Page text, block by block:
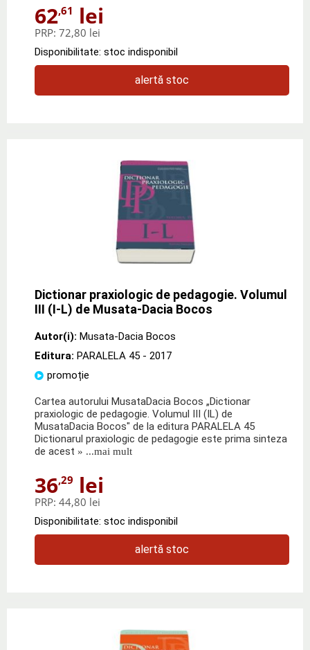
62,61 lei
PRP: 72,80 lei
Disponibilitate: stoc indisponibil
alertă stoc
Dictionar praxiologic de pedagogie. Volumul
III (I-L) de Musata-Dacia Bocos
Autor(i): Musata-Dacia Bocos
Editura: PARALELA 45 - 2017
promoție
Cartea autorului MusataDacia Bocos „Dictionar
praxiologic de pedagogie. Volumul III (IL) de
MusataDacia Bocos" de la editura PARALELA 45
Dictionarul praxiologic de pedagogie este prima sinteza
de acest » ...mai mult
36,29 lei
PRP: 44,80 lei
Disponibilitate: stoc indisponibil
alertă stoc